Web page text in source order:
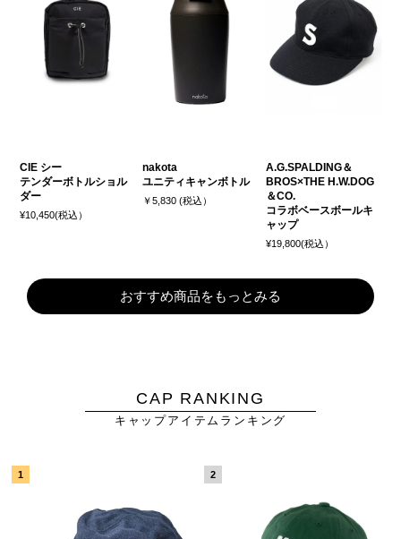
CIE シー
テンダーボトルショル
ダー
¥10,450(税込）
nakota
ユニティキャンボトル
￥5,830 (税込）
A.G.SPALDING＆
BROS×THE H.W.DOG
＆CO.
コラボベースボールキ
ャップ
¥19,800(税込）
おすすめ商品をもっとみる
CAP RANKING
キャップアイテムランキング